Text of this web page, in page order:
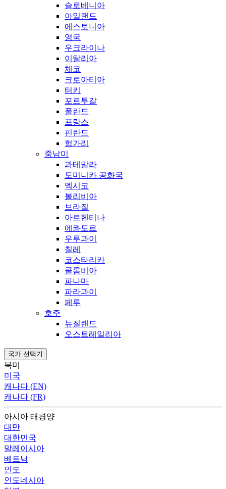
슬로베니아
아일랜드
에스토니아
영국
우크라이나
이탈리아
체코
크로아티아
터키
포르투갈
폴란드
프랑스
핀란드
헝가리
중남미
과테말라
도미니카 공화국
멕시코
볼리비아
브라질
아르헨티나
에콰도르
우루과이
칠레
코스타리카
콜롬비아
파나마
파라과이
페루
호주
뉴질랜드
오스트레일리아
국가 선택기
북미
미국
캐나다 (EN)
캐나다 (FR)
아시아 태평양
대만
대한민국
말레이시아
베트남
인도
인도네시아